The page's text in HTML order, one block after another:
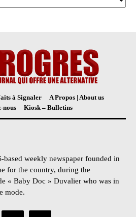
à Signaler
A Propos | About us
nous
Kiosk – Bulletins
based weekly newspaper founded in
for the country, during the
« Baby Doc » Duvalier who was in
mode.